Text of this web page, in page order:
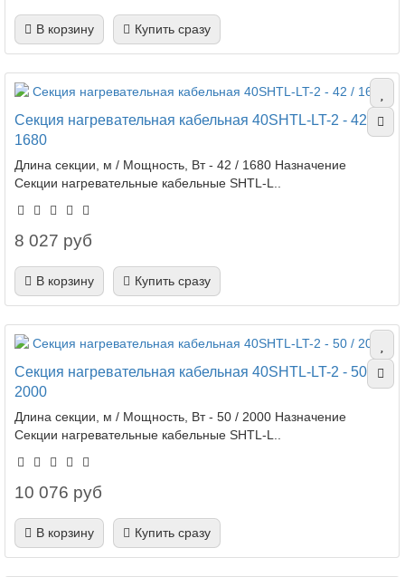
В корзину Купить сразу
Секция нагревательная кабельная 40SHTL-LT-2 - 42 /
1680
Длина секции, м / Мощность, Вт - 42 / 1680 Назначение
Секции нагревательные кабельные SHTL-L..
8 027 руб
В корзину Купить сразу
Секция нагревательная кабельная 40SHTL-LT-2 - 50 /
2000
Длина секции, м / Мощность, Вт - 50 / 2000 Назначение
Секции нагревательные кабельные SHTL-L..
10 076 руб
В корзину Купить сразу